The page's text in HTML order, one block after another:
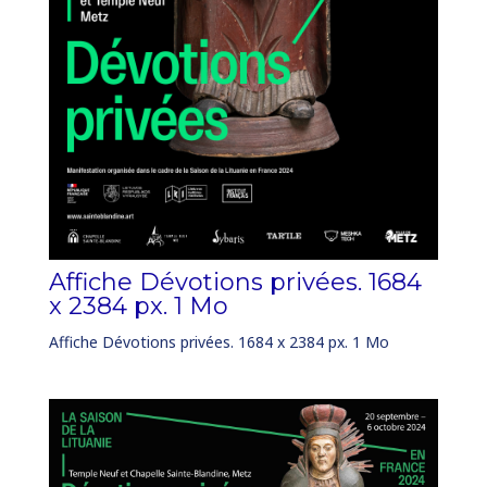
Affiche Dévotions privées. 1684
x 2384 px. 1 Mo
Affiche Dévotions privées. 1684 x 2384 px. 1 Mo